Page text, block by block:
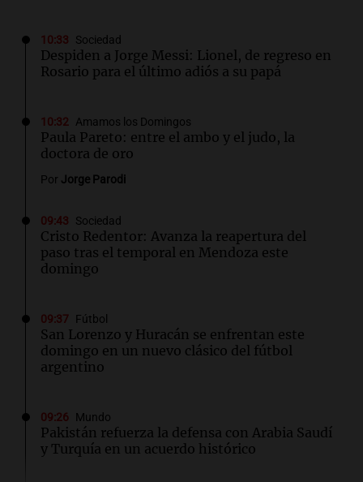
10:33 Sociedad
Despiden a Jorge Messi: Lionel, de regreso en
Rosario para el último adiós a su papá
10:32 Amamos los Domingos
Paula Pareto: entre el ambo y el judo, la
doctora de oro
Por Jorge Parodi
09:43 Sociedad
Cristo Redentor: Avanza la reapertura del
paso tras el temporal en Mendoza este
domingo
09:37 Fútbol
San Lorenzo y Huracán se enfrentan este
domingo en un nuevo clásico del fútbol
argentino
09:26 Mundo
Pakistán refuerza la defensa con Arabia Saudí
y Turquía en un acuerdo histórico